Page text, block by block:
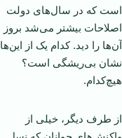
است که در سال‌های دولت
اصلاحات بیشتر می‌شد بروز
آن‌ها را دید. کدام یک از این‌ها
نشان بی‌ریشگی است؟
هیچ‌کدام.
از طرف دیگر، خیلی از